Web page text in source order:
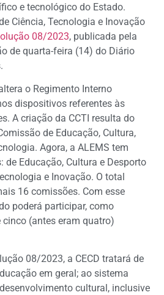
e tecnológico do Estado.
Ciência, Tecnologia e Inovação
08/2023, publicada pela
de quarta-feira (14) do Diário
o Regimento Interno
dispositivos referentes às
A criação da CCTI resulta do
de Educação, Cultura,
Agora, a ALEMS tem
de Educação, Cultura e Desporto
e Inovação. O total
16 comissões. Com esse
poderá participar, como
(antes eram quatro)
08/2023, a CECD tratará de
em geral; ao sistema
cultural, inclusive